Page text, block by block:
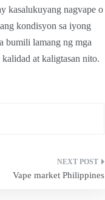
kasalukuyang nagvape o
kondisyon sa iyong
bumili lamang ng mga
at kaligtasan nito.
Vape market Philippines